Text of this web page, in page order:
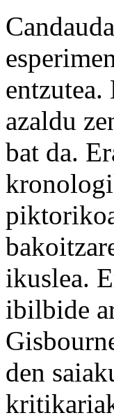
entzutea.
azaldu
bat da.
ikuslea.
ibilbide
den